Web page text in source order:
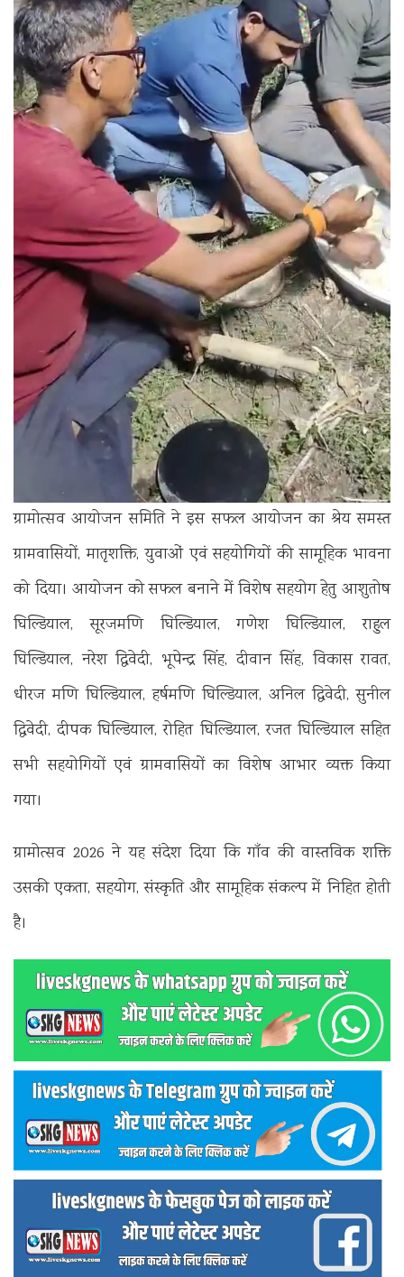
ग्रामोत्सव आयोजन समिति ने इस सफल आयोजन का श्रेय समस्त
ग्रामवासियों, मातृशक्ति, युवाओं एवं सहयोगियों की सामूहिक भावना
को दिया। आयोजन को सफल बनाने में विशेष सहयोग हेतु आशुतोष
घिल्डियाल, सूरजमणि घिल्डियाल, गणेश घिल्डियाल, राहुल
घिल्डियाल, नरेश द्विवेदी, भूपेन्द्र सिंह, दीवान सिंह, विकास रावत,
धीरज मणि घिल्डियाल, हर्षमणि घिल्डियाल, अनिल द्विवेदी, सुनील
द्विवेदी, दीपक घिल्डियाल, रोहित घिल्डियाल, रजत घिल्डियाल सहित
सभी सहयोगियों एवं ग्रामवासियों का विशेष आभार व्यक्त किया
गया।
ग्रामोत्सव 2026 ने यह संदेश दिया कि गाँव की वास्तविक शक्ति
उसकी एकता, सहयोग, संस्कृति और सामूहिक संकल्प में निहित होती
है।